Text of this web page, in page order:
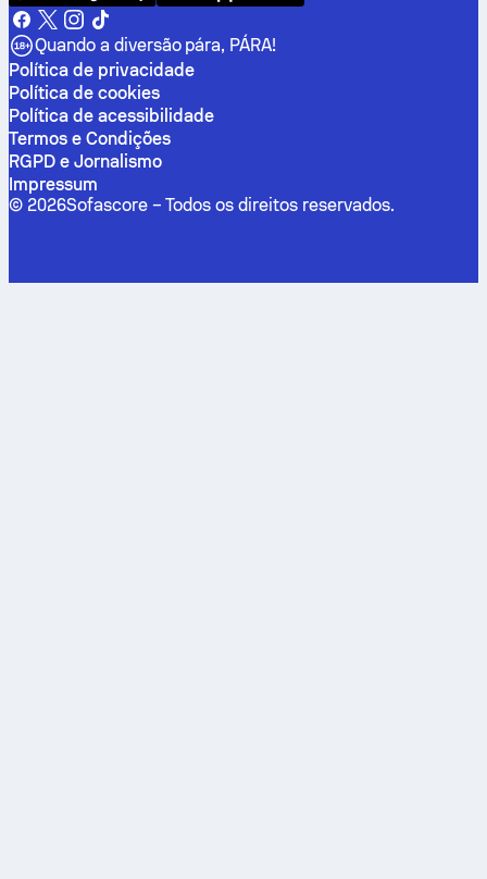
Quando a diversão pára, PÁRA!
Política de privacidade
Política de cookies
Política de acessibilidade
Termos e Condições
RGPD e Jornalismo
Impressum
© 2026Sofascore – Todos os direitos reservados.